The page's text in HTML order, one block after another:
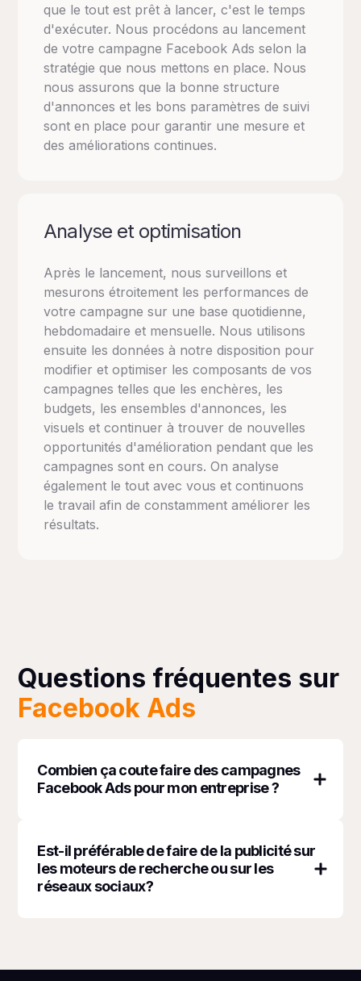
que le tout est prêt à lancer, c'est le temps
d'exécuter. Nous procédons au lancement
de votre campagne Facebook Ads selon la
stratégie que nous mettons en place. Nous
nous assurons que la bonne structure
d'annonces et les bons paramètres de suivi
sont en place pour garantir une mesure et
des améliorations continues.
Analyse et optimisation
Après le lancement, nous surveillons et
mesurons étroitement les performances de
votre campagne sur une base quotidienne,
hebdomadaire et mensuelle. Nous utilisons
ensuite les données à notre disposition pour
modifier et optimiser les composants de vos
campagnes telles que les enchères, les
budgets, les ensembles d'annonces, les
visuels et continuer à trouver de nouvelles
opportunités d'amélioration pendant que les
campagnes sont en cours. On analyse
également le tout avec vous et continuons
le travail afin de constamment améliorer les
résultats.
Questions fréquentes sur
Facebook Ads
Combien ça coute faire des campagnes
Facebook Ads pour mon entreprise ?
différents. Il est possible de débuter sur
Facebook Ads (Meta Ads) avec seulement 1$
par jour. Tout dépendant de facteurs clés tel
Est-il préférable de faire de la publicité sur
les moteurs de recherche ou sur les
réseaux sociaux?
audience. Dans beaucoup de cas, une